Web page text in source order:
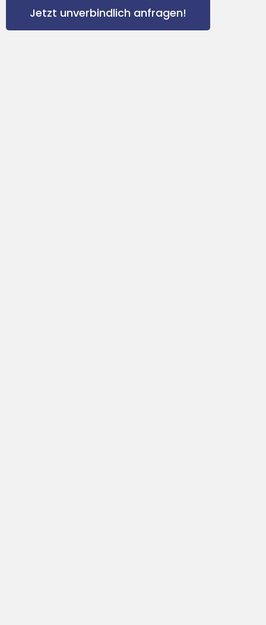
Jetzt unverbindlich anfragen!